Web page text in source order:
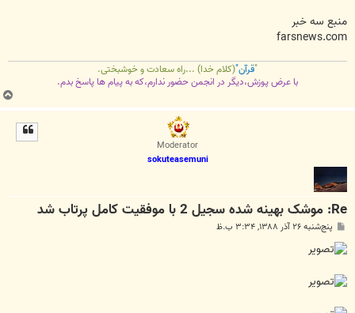
منبع سه خبر
farsnews.com
"قرآن"(کلام خدا) ...راه سعادت و خوشبختی.
با عرض پوزش،دیگر در انجمن حضور ندارم،که به پیام ها پاسخ بدم.
Moderator
sokuteasemuni
Re: موشک بهينه‌ شده سجيل 2 با موفقيت کامل پرتاب شد
س
ت
پنج‌شنبه ۲۶ آذر ۱۳۸۸, ۳:۳۴ ب.ظ